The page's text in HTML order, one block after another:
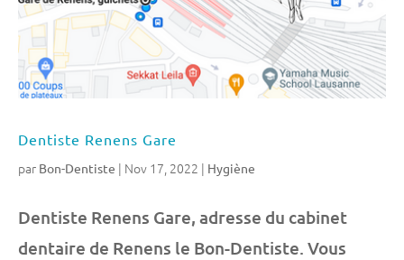
Dentiste Renens Gare
par Bon-Dentiste | Nov 17, 2022 | Hygiène
Dentiste Renens Gare, adresse du cabinet
dentaire de Renens le Bon-Dentiste. Vous